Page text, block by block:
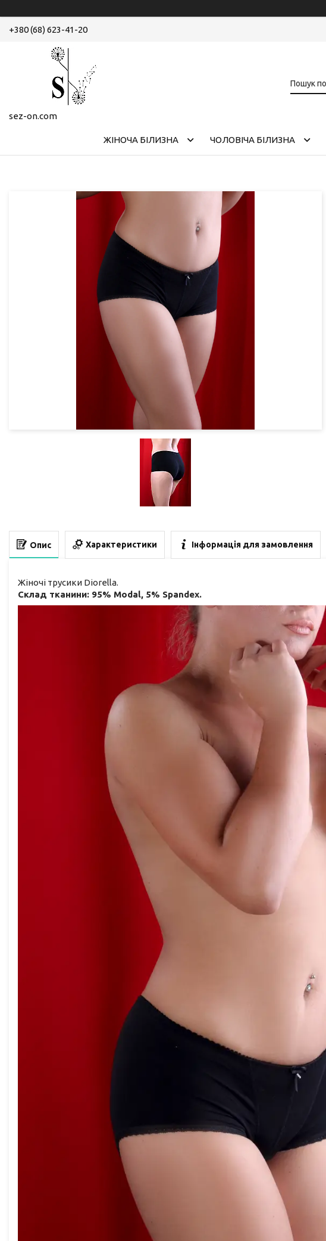
+380 (68) 623-41-20
sez-on.com
ЖІНОЧА БІЛИЗНА ЧОЛОВІЧА БІЛИЗНА
Опис Характеристики Інформація для замовлення
Жіночі трусики Diorella.
Склад тканини: 95% Modal, 5% Spandex.